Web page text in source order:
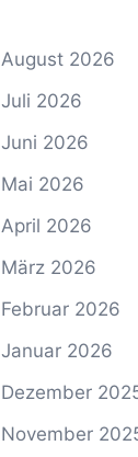
August 2026
Juli 2026
Juni 2026
Mai 2026
April 2026
März 2026
Februar 2026
Januar 2026
Dezember
November